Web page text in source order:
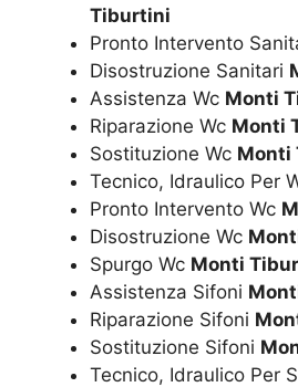
Tiburtini
Pronto Intervento
Disostruzione Sanitari
Assistenza Wc Monti
Riparazione Wc Monti
Sostituzione Wc Monti
Tecnico, Idraulico Per
Pronto Intervento Wc
Disostruzione Wc
Spurgo Wc Monti
Assistenza Sifoni
Riparazione Sifoni
Sostituzione Sifoni
Tecnico, Idraulico Per